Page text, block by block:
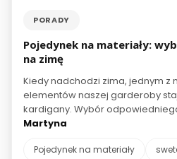
PORADY
Pojedynek na materiały:
na zimę
Kiedy nadchodzi zima, jednym z
elementów naszej garderoby
kardigany. Wybór
aby sweter stanowił nie tylko
uważnie metkom ze składem,
Martyna
Pojedynek na materiały